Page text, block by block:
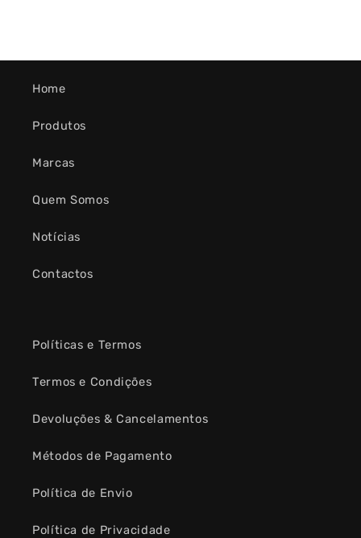
Home
Produtos
Marcas
Quem Somos
Notícias
Contactos
Políticas e Termos
Termos e Condições
Devoluções & Cancelamentos
Métodos de Pagamento
Política de Envio
Política de Privacidade